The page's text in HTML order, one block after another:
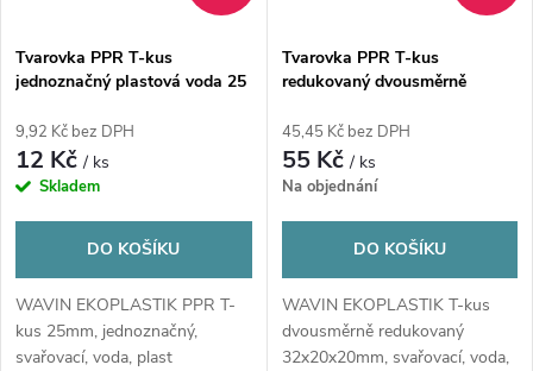
Tvarovka PPR T-kus
jednoznačný plastová voda 25
9,92 Kč bez DPH
12 Kč/ ks
Skladem
DO KOŠÍKU
WAVIN EKOPLASTIK PPR T-
kus 25mm, jednoznačný,
svařovací, voda, plast
Tvarovka PPR T-kus
redukovaný dvousměrně
Ekoplastik
45,45 Kč bez DPH
55 Kč/ ks
Na objednání
DO KOŠÍKU
WAVIN EKOPLASTIK T-kus
dvousměrně redukovaný
32x20x20mm, svařovací, voda,